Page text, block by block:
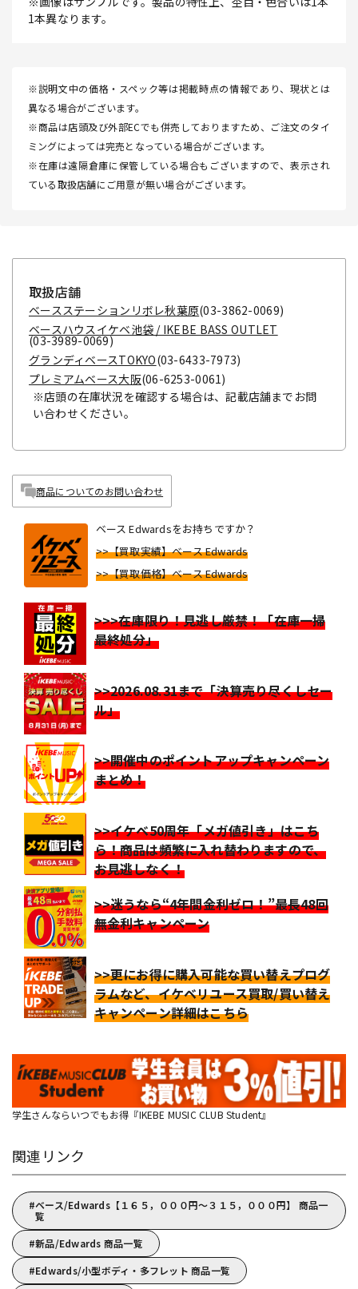
1本異なります。
※説明文中の価格・スペック等は掲載時点の情報であり、現状とは
異なる場合がございます。
※商品は店頭及び外部ECでも併売しておりますため、ご注文のタイ
ミングによっては完売となっている場合がございます。
※在庫は遠隔倉庫に保管している場合もございますので、表示され
ている取扱店舗にご用意が無い場合がございます。
取扱店舗
ベースステーションリボレ秋葉原(03-3862-0069)
ベースハウスイケベ池袋 / IKEBE BASS OUTLET
(03-3989-0069)
グランディベースTOKYO(03-6433-7973)
プレミアムベース大阪(06-6253-0061)
※店頭の在庫状況を確認する場合は、記載店舗までお問
い合わせください。
商品についてのお問い合わせ
ベース Edwardsをお持ちですか？
>>【買取実績】ベース Edwards
>>【買取価格】ベース Edwards
>>>在庫限り！見逃し厳禁！「在庫一掃
最終処分」
>>2026.08.31まで「決算売り尽くしセー
ル」
>>開催中のポイントアップキャンペーン
まとめ！
>>イケベ50周年「メガ値引き」はこち
ら！商品は頻繁に入れ替わりますので、
お見逃しなく！
>>迷うなら“4年間金利ゼロ！”最長48回
無金利キャンペーン
>>更にお得に購入可能な買い替えプログ
ラムなど、イケベリユース買取/買い替え
キャンペーン詳細はこちら
学生さんならいつでもお得『IKEBE MUSIC CLUB Student』
関連リンク
ベース/Edwards【１６５，０００円～３１５，０００円】 商品一
覧
新品/Edwards 商品一覧
Edwards/小型ボディ・多フレット 商品一覧